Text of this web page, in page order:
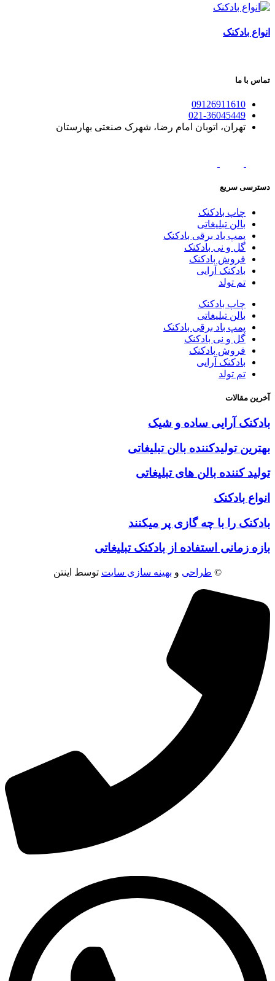
انواع بادکنک
تماس با ما
09126911610
021-36045449
تهران، اتوبان امام رضا، شهرک صنعتی بهارستان
دسترسی سریع
چاپ بادکنک
بالن تبلیغاتی
پمپ باد برقی بادکنک
گل و نی بادکنک
فروش بادکنک
بادکنک آرایی
تم تولد
چاپ بادکنک
بالن تبلیغاتی
پمپ باد برقی بادکنک
گل و نی بادکنک
فروش بادکنک
بادکنک آرایی
تم تولد
آخرین مقالات
بادکنک آرایی ساده و شیک
بهترین تولیدکننده بالن تبلیغاتی
تولید کننده بالن های تبلیغاتی
انواع بادکنک
بادکنک را با چه گازی پر میکنند
بازه زمانی استفاده از بادکنک تبلیغاتی
© طراحی و بهینه سازی سایت توسط اینتن